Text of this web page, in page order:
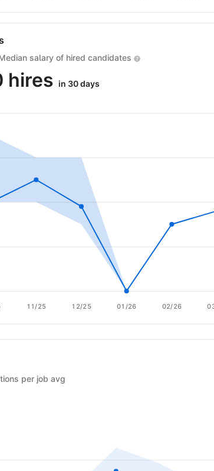
salary of hired candidates
hires in 30 days
11/25 12/25 01/26 02/26
per job avg